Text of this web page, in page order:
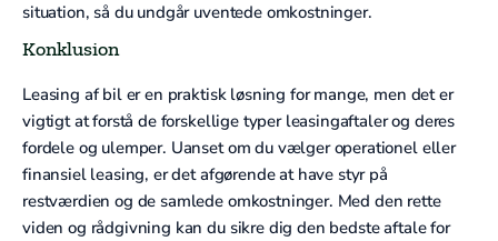
situation, så du undgår uventede omkostninger.
Konklusion
Leasing af bil er en praktisk løsning for mange, men det er
vigtigt at forstå de forskellige typer leasingaftaler og deres
fordele og ulemper. Uanset om du vælger operationel eller
finansiel leasing, er det afgørende at have styr på
restværdien og de samlede omkostninger. Med den rette
viden og rådgivning kan du sikre dig den bedste aftale for